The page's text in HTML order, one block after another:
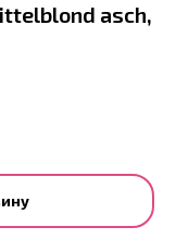
asch,